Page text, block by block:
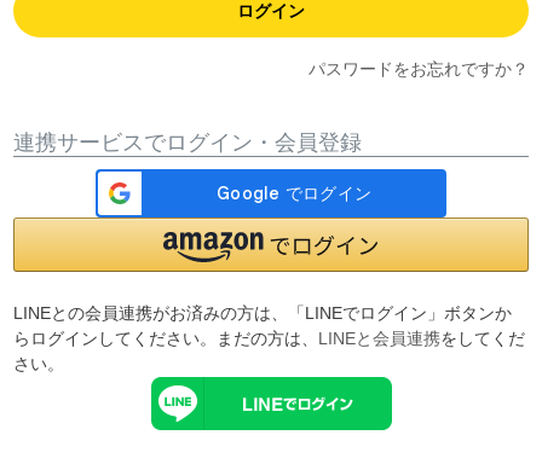
ログイン
パスワードをお忘れですか？
連携サービスでログイン・会員登録
LINEとの会員連携がお済みの方は、「LINEでログイン」ボタンか
らログインしてください。まだの方は、 LINEと会員連携をしてくだ
さい。